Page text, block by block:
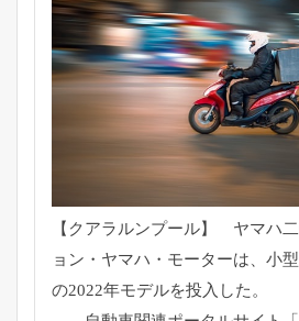
【クアラルンプール】 ヤマハ
ョン・ヤマハ・モーターは、 小
の2022年モデルを投入した。